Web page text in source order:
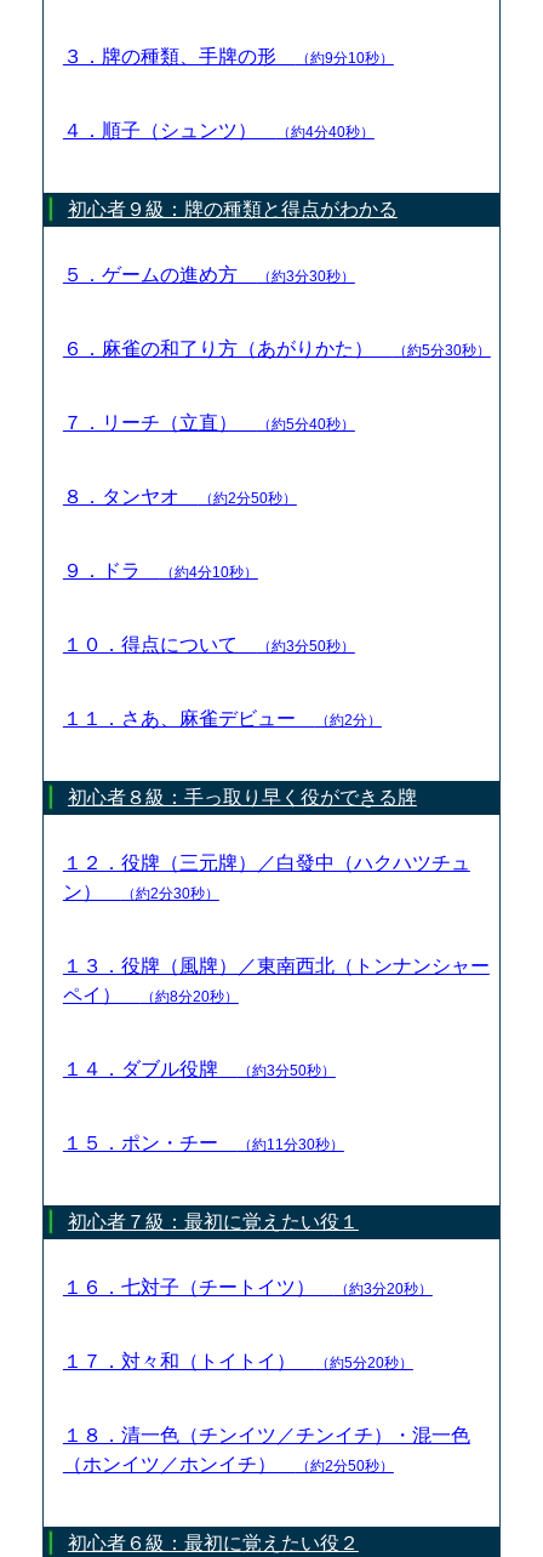
３．牌の種類、手牌の形 （約9分10秒）
４．順子（シュンツ） （約4分40秒）
初心者９級：牌の種類と得点がわかる
５．ゲームの進め方 （約3分30秒）
６．麻雀の和了り方（あがりかた） （約5分30秒）
７．リーチ（立直） （約5分40秒）
８．タンヤオ （約2分50秒）
９．ドラ （約4分10秒）
１０．得点について （約3分50秒）
１１．さあ、麻雀デビュー （約2分）
初心者８級：手っ取り早く役ができる牌
１２．役牌（三元牌）／白發中（ハクハツチュ
ン）
（約2分30秒）
１３．役牌（風牌）／東南西北（トンナンシャー
ペイ）
（約8分20秒）
１４．ダブル役牌 （約3分50秒）
１５．ポン・チー （約11分30秒）
初心者７級：最初に覚えたい役１
１６．七対子（チートイツ） （約3分20秒）
１７．対々和（トイトイ） （約5分20秒）
１８．清一色（チンイツ／チンイチ）・混一色
（ホンイツ／ホンイチ）
（約2分50秒）
初心者６級：最初に覚えたい役２